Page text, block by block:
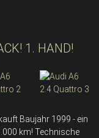
1. HAND!
Baujahr 1999 - ein
km! Technische